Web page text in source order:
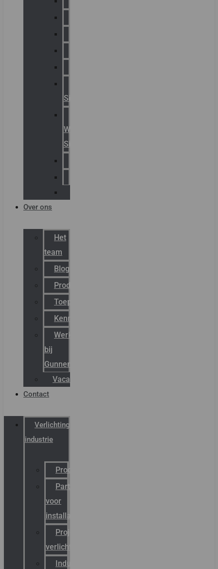
Signaling
Warning
Signals
Over ons
Het
team
Blog
Productnieuws
Toepassingen
Kenniscentrum
Werken
bij
Gunneman
Vacatures
Contact
Verlichting
industrie
Productcatalogus
Partner
voor
installateurs
Projectreferenties
verlichting
Industriële